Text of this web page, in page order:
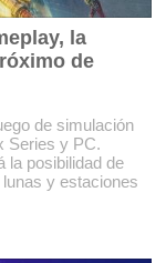
la
de
de simulación
Series y PC.
la posibilidad de
y estaciones